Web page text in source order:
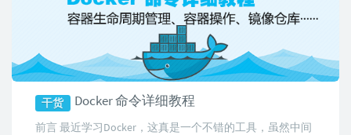
干货 Docker 命令详细教程
前言 最近学习Docker，这真是一个不错的工具，虽然中间